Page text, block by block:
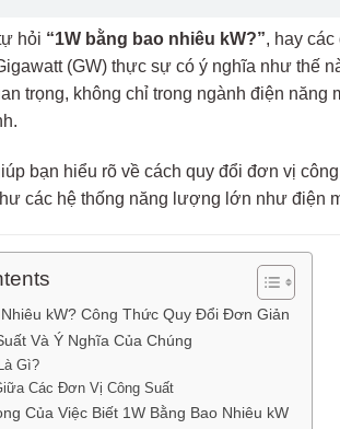
hỏi “1W bằng bao nhiêu kW?”, hay
(GW) thực sự có ý nghĩa như thế
trọng, không chỉ trong ngành điện
bạn hiểu rõ về cách quy đổi đơn vị
các hệ thống năng lượng lớn như điện
kW? Công Thức Quy Đổi Đơn Giản
Và Ý Nghĩa Của Chúng
Gì?
Các Đơn Vị Công Suất
Của Việc Biết 1W Bằng Bao Nhiêu kW